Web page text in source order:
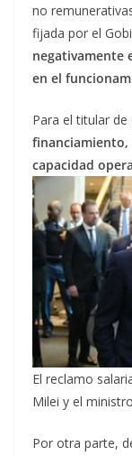
no
fijada por el
negativamente
en el
Para el titular
capacidad
El reclamo
Milei y el
Por otra parte,